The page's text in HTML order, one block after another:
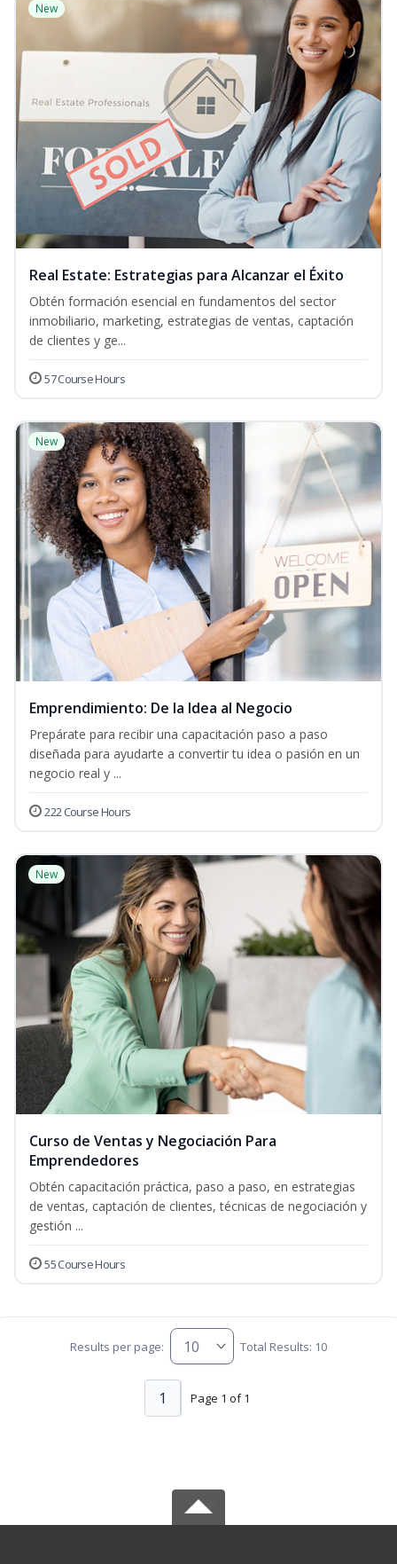
New
Real Estate: Estrategias para Alcanzar el Éxito
Obtén formación esencial en fundamentos del sector
inmobiliario, marketing, estrategias de ventas, captación
de clientes y ge...
57 Course Hours
New
Emprendimiento: De la Idea al Negocio
Prepárate para recibir una capacitación paso a paso
diseñada para ayudarte a convertir tu idea o pasión en un
negocio real y ...
222 Course Hours
New
Curso de Ventas y Negociación Para
Emprendedores
Obtén capacitación práctica, paso a paso, en estrategias
de ventas, captación de clientes, técnicas de negociación y
gestión ...
55 Course Hours
Results per page: Total Results: 10
Page 1 of 1
1